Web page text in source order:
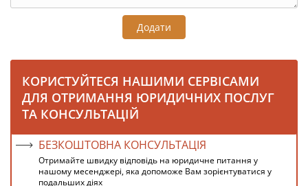
Додати
КОРИСТУЙТЕСЯ НАШИМИ СЕРВІСАМИ
ДЛЯ ОТРИМАННЯ ЮРИДИЧНИХ ПОСЛУГ
ТА КОНСУЛЬТАЦІЙ
БЕЗКОШТОВНА КОНСУЛЬТАЦІЯ
Отримайте швидку відповідь на юридичне питання у
нашому месенджері, яка допоможе Вам зорієнтуватися у
подальших діях